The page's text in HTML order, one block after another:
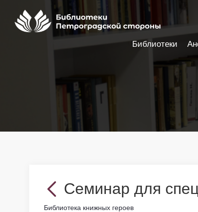
Семинар для
Библиотека книжных героев
Библиотеки
Настройки